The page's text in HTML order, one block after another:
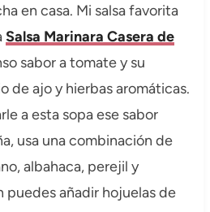
en casa. Mi salsa favorita
Salsa Marinara Casera de
sabor a tomate y su
de ajo y hierbas aromáticas.
a esta sopa ese sabor
usa una combinación de
albahaca, perejil y
puedes añadir hojuelas de